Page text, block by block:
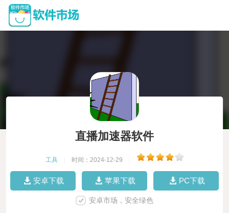
直播加速器软件
工具 时间：2024-12-29
安卓下载 苹果下载 PC下载
安卓市场，安全绿色